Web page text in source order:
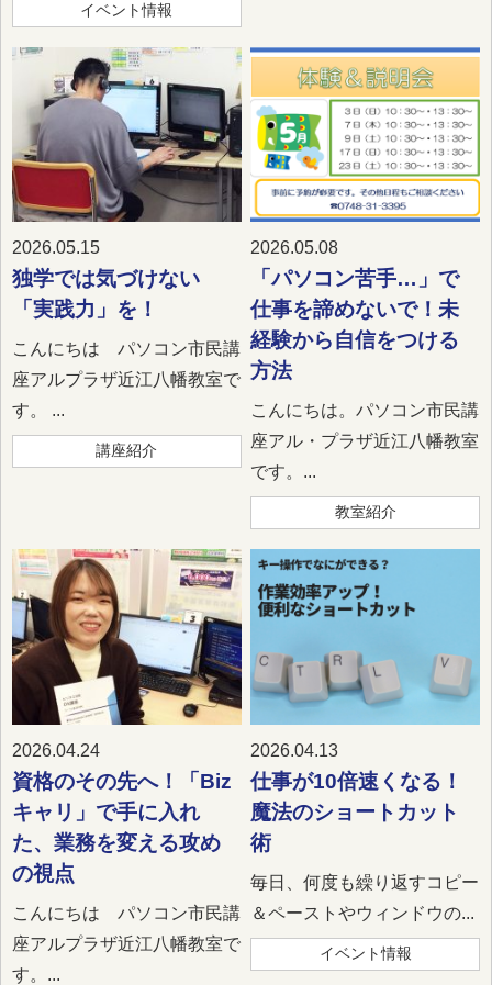
イベント情報
2026.05.15
独学では気づけない
「実践力」を！
こんにちは パソコン市民講
座アルプラザ近江八幡教室で
す。 ...
講座紹介
2026.05.08
「パソコン苦手…」で
仕事を諦めないで！未
経験から自信をつける
方法
こんにちは。パソコン市民講
座アル・プラザ近江八幡教室
です。...
教室紹介
2026.04.24
資格のその先へ！「Biz
キャリ」で手に入れ
た、業務を変える攻め
の視点
こんにちは パソコン市民講
座アルプラザ近江八幡教室で
す。...
2026.04.13
仕事が10倍速くなる！
魔法のショートカット
術
毎日、何度も繰り返すコピー
＆ペーストやウィンドウの...
イベント情報